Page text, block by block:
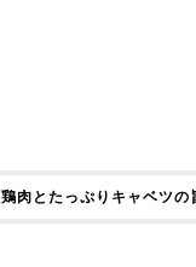
鶏肉とたっぷりキャベツ